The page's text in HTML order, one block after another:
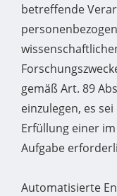
betreffende
gemäß Art. 89
einzulegen, es
Erfüllung einer
Aufgabe
Automatisierte